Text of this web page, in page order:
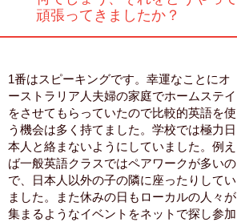
頑張ってきましたか？
1番はスピーキングです。幸運なことにオ
ーストラリア人夫婦の家庭でホームステイ
をさせてもらっていたので比較的英語を使
う機会は多く持てました。学校では極力日
本人と絡まないようにしていました。例え
ば一般英語クラスではペアワークが多いの
で、日本人以外の子の隣に座ったりしてい
ました。また休みの日もローカルの人々が
集まるようなイベントをネットで探し参加